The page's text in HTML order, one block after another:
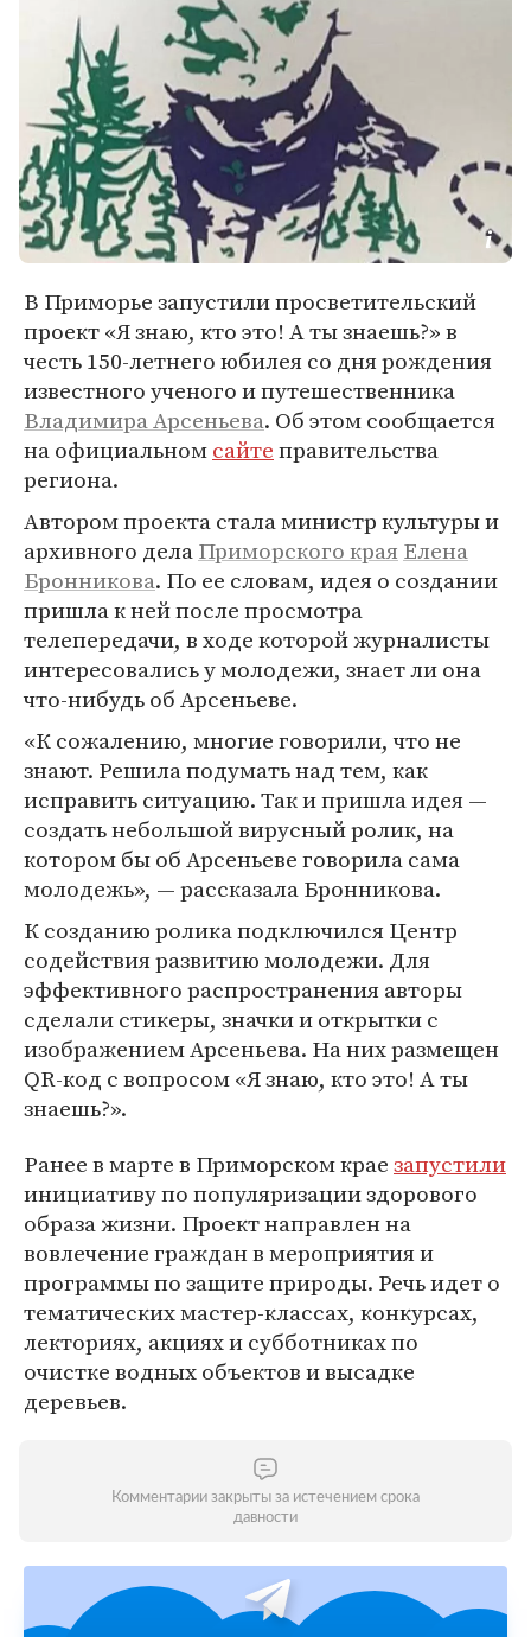
В Приморье запустили просветительский
проект «Я знаю, кто это! А ты знаешь?» в
честь 150-летнего юбилея со дня рождения
известного ученого и путешественника
Владимира Арсеньева. Об этом сообщается
на официальномсайтеправительства
региона.
Автором проекта стала министр культуры и
архивного делаПриморского края Елена
Бронникова. По ее словам, идея о создании
пришла к ней после просмотра
телепередачи, в ходе которой журналисты
интересовались у молодежи, знает ли она
что-нибудь об Арсеньеве.
«К сожалению, многие говорили, что не
знают. Решила подумать над тем, как
исправить ситуацию. Так и пришла идея —
создать небольшой вирусный ролик, на
котором бы об Арсеньеве говорила сама
молодежь», — рассказала Бронникова.
К созданию ролика подключился Центр
содействия развитию молодежи. Для
эффективного распространения авторы
сделали стикеры, значки и открытки с
изображением Арсеньева. На них размещен
QR-код с вопросом «Я знаю, кто это! А ты
знаешь?».
Ранее в марте в Приморском краезапустили
инициативу по популяризации здорового
образа жизни. Проект направлен на
вовлечение граждан в мероприятия и
программы по защите природы. Речь идет о
тематических мастер-классах, конкурсах,
лекториях, акциях и субботниках по
очистке водных объектов и высадке
деревьев.
Комментарии закрыты за истечением срока
давности